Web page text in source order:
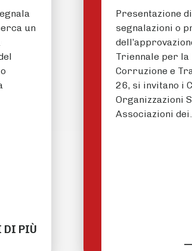
un
DI PIÙ
Presentazione
segnalazioni o
Triennale per la
Corruzione e
26, si invitano i
Organizzazioni
Associazioni